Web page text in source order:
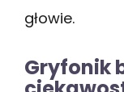
głowie.
Gryfonik